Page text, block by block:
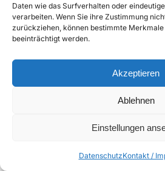
Daten wie das Surfverhalten oder
verarbeiten. Wenn Sie ihre Zustimmung
zurückziehen, können bestimmte
beeinträchtigt werden.
Akzeptieren
Ablehnen
Einstellungen
DatenschutzKontakt /
Enthält 20% Mwst
zzgl.Versand
Lieferzeit: Sofort lieferbar
In den Warenkorb
Einzelnes Ergebnis wird angezeigt